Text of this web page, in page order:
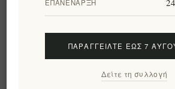
Ακολουθήστε
ΕΠΑΝΈΝΑΡΞΗ
ΠΑΡΑΓΓΕΊΛΤΕ ΈΩΣ 7
Δείτε τη συλλογή